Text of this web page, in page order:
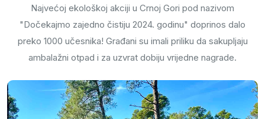
Najvećoj ekološkoj akciji u Crnoj Gori pod nazivom
"Dočekajmo zajedno čistiju 2024. godinu" doprinos dalo
preko 1000 učesnika! Građani su imali priliku da sakupljaju
ambalažni otpad i za uzvrat dobiju vrijedne nagrade.